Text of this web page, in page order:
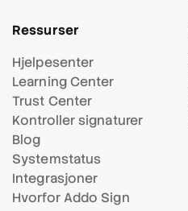
Ressurser
Hjelpesenter
Learning Center
Trust Center
Kontroller signaturer
Blog
Systemstatus
Integrasjoner
Hvorfor Addo Sign